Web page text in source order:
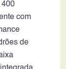
400
com
de